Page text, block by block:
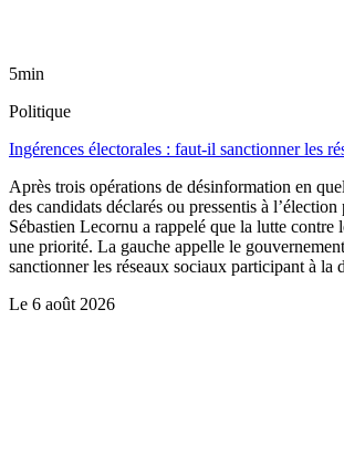
5min
Politique
Ingérences électorales : faut-il sanctionner les
Après trois opérations de désinformation en
des candidats déclarés ou pressentis à
Sébastien Lecornu a rappelé que la lutte contre
une priorité. La gauche appelle le
sanctionner les réseaux sociaux participant à la
Le 6 août 2026